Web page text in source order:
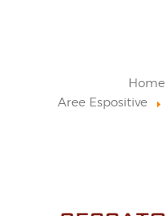
Home
Aree Espositive